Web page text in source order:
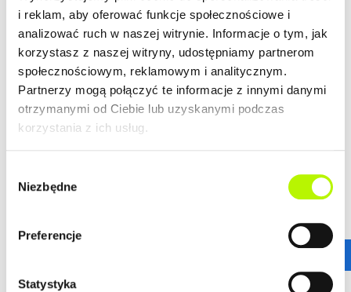
i reklam, aby oferować funkcje społecznościowe i
analizować ruch w naszej witrynie. Informacje o tym, jak
korzystasz z naszej witryny, udostępniamy partnerom
społecznościowym, reklamowym i analitycznym.
Partnerzy mogą połączyć te informacje z innymi danymi
otrzymanymi od Ciebie lub uzyskanymi podczas
korzystania z ich usług.
zgody
Niezbędne
Preferencje
Statystyka
STANDARDY WYKOŃCZENIA
DEWELOPERSKI